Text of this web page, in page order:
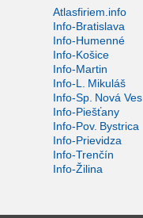
Atlasfiriem.info
Info-Bratislava
Info-Humenné
Info-Košice
Info-Martin
Info-L. Mikuláš
Info-Sp. Nová Ves
Info-Piešťany
Info-Pov. Bystrica
Info-Prievidza
Info-Trenčín
Info-Žilina